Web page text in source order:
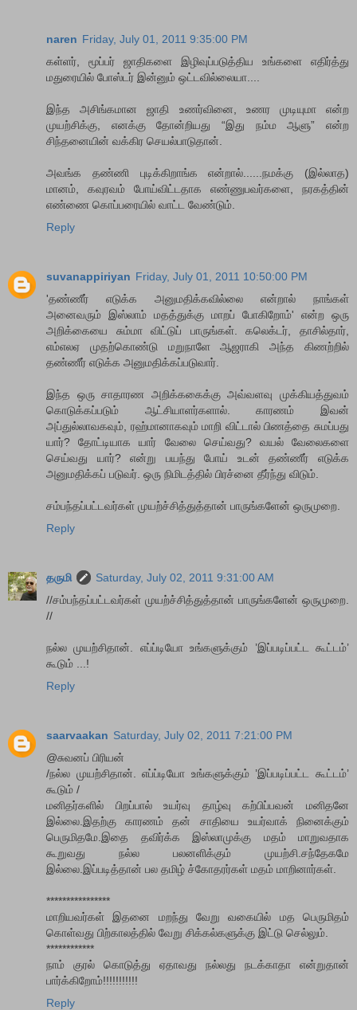
naren Friday, July 01, 2011 9:35:00 PM
கள்ளர், மூப்பர் ஜாதிகளை இழிவுப்படுத்திய உங்களை எதிர்த்து
மதுரையில் போஸ்டர் இன்னும் ஒட்டவில்லையா....
இந்த அசிங்கமான ஜாதி உணர்வினை, உணர முடியுமா என்ற
முயற்சிக்கு, எனக்கு தோன்றியது “இது நம்ம ஆளு” என்ற
சிந்தனையின் வக்கிர செயல்பாடுதான்.
அவங்க தண்ணி புடிக்கிறாங்க என்றால்......நமக்கு (இல்லாத)
மானம், கவுரவம் போய்விட்டதாக எண்ணுபவர்களை, நரகத்தின்
எண்ணை கொப்பரையில் வாட்ட வேண்டும்.
Reply
suvanappiriyan Friday, July 01, 2011 10:50:00 PM
'தண்ணீர் எடுக்க அனுமதிக்கவில்லை என்றால் நாங்கள்
அனைவரும் இஸ்லாம் மதத்துக்கு மாறப் போகிறோம்' என்ற ஒரு
அறிக்கையை சும்மா விட்டுப் பாருங்கள். கலெக்டர், தாசில்தார்,
எம்எலஏ முதற்கொண்டு மறுநாளே ஆஜராகி அந்த கிணற்றில்
தண்ணீர் எடுக்க அனுமதிக்கப்படுவார்.
இந்த ஒரு சாதாரண அறிக்ககைக்கு அவ்வளவு முக்கியத்துவம்
கொடுக்கப்படும் ஆட்சியாளர்களால். காரணம் இவன்
அப்துல்லாவகவும், ரஹ்மானாகவும் மாறி விட்டால் பிணத்தை சுமப்பது
யார்? தோட்டியாக யார் வேலை செய்வது? வயல் வேலைகளை
செய்வது யார்? என்று பயந்து போய் உடன் தண்ணீர் எடுக்க
அனுமதிக்கப் படுவர். ஒரு நிமிடத்தில் பிரச்னை தீர்ந்து விடும்.
சம்பந்தப்பட்டவர்கள் முயற்ச்சித்துத்தான் பாருங்களேன் ஒருமுறை.
Reply
தருமி
Saturday, July 02, 2011 9:31:00 AM
//சம்பந்தப்பட்டவர்கள் முயற்ச்சித்துத்தான் பாருங்களேன் ஒருமுறை.
//
நல்ல முயற்சிதான். எப்ப்டியோ உங்களுக்கும் ’இப்படிப்பட்ட கூட்டம்’
கூடும் ...!
Reply
saarvaakan Saturday, July 02, 2011 7:21:00 PM
@சுவனப் பிரியன்
/நல்ல முயற்சிதான். எப்ப்டியோ உங்களுக்கும் ’இப்படிப்பட்ட கூட்டம்’
கூடும் /
மனிதர்களில் பிறப்பால் உயர்வு தாழ்வு கற்பிப்பவன் மனிதனே
இல்லை.இதற்கு காரணம் தன் சாதியை உயர்வாக் நினைக்கும்
பெருமிதமே.இதை தவிர்க்க இஸ்லாமுக்கு மதம் மாறுவதாக
கூறுவது நல்ல‌ பலனளிக்கும் முயற்சி.சந்தேகமே
இல்லை.இப்படித்தான் பல தமிழ் ச்கோதரர்கள் மதம் மாறினார்கள்.
****************
மாறியவர்கள் இதனை மறந்து வேறு வகையில் மத பெருமிதம்
கொள்வது பிற்காலத்தில் வேறு சிக்கல்களுக்கு இட்டு செல்லும்.
************
நாம் குரல் கொடுத்து ஏதாவது நல்லது நடக்காதா என்றுதான்
பார்க்கிறோம்!!!!!!!!!!!
Reply